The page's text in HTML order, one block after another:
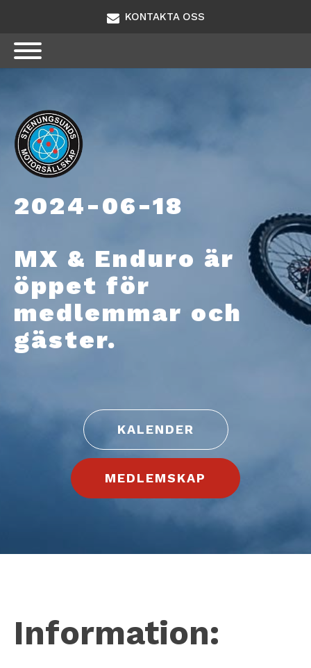
KONTAKTA OSS
2024-06-18
MX & Enduro är
öppet för
medlemmar och
gäster.
KALENDER
MEDLEMSKAP
Information: